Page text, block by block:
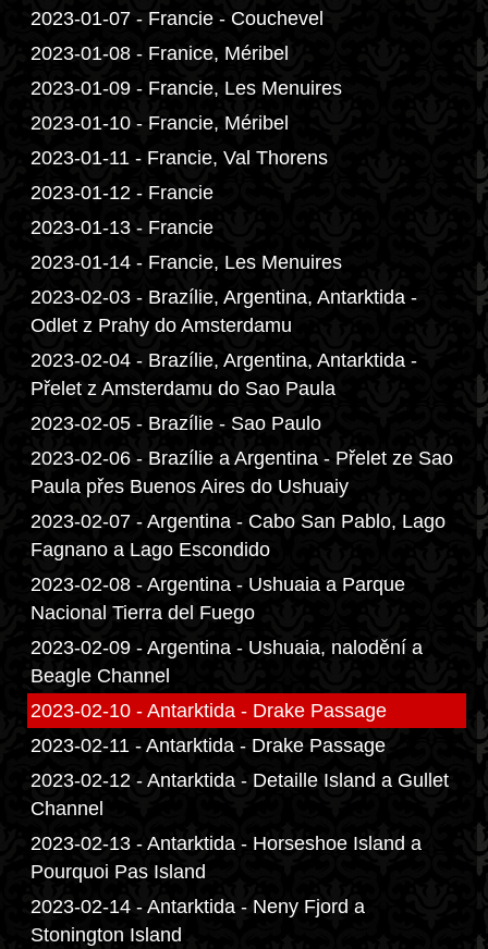
2023-01-07 - Francie - Couchevel
2023-01-08 - Franice, Méribel
2023-01-09 - Francie, Les Menuires
2023-01-10 - Francie, Méribel
2023-01-11 - Francie, Val Thorens
2023-01-12 - Francie
2023-01-13 - Francie
2023-01-14 - Francie, Les Menuires
2023-02-03 - Brazílie, Argentina, Antarktida -
Odlet z Prahy do Amsterdamu
2023-02-04 - Brazílie, Argentina, Antarktida -
Přelet z Amsterdamu do Sao Paula
2023-02-05 - Brazílie - Sao Paulo
2023-02-06 - Brazílie a Argentina - Přelet ze Sao
Paula přes Buenos Aires do Ushuaiy
2023-02-07 - Argentina - Cabo San Pablo, Lago
Fagnano a Lago Escondido
2023-02-08 - Argentina - Ushuaia a Parque
Nacional Tierra del Fuego
2023-02-09 - Argentina - Ushuaia, nalodění a
Beagle Channel
2023-02-10 - Antarktida - Drake Passage
2023-02-11 - Antarktida - Drake Passage
2023-02-12 - Antarktida - Detaille Island a Gullet
Channel
2023-02-13 - Antarktida - Horseshoe Island a
Pourquoi Pas Island
2023-02-14 - Antarktida - Neny Fjord a
Stonington Island